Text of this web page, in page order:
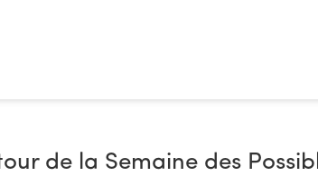
de la Semaine des